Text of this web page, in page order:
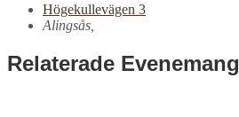
Högekullevägen 3
Alingsås
Relaterade Evenemang